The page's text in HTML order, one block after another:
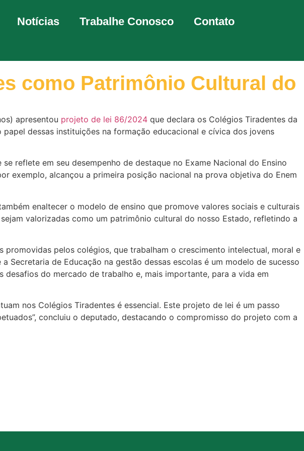
Notícias Trabalhe Conosco Contato
como Patrimônio Cultural do
apresentou projeto de lei 86/2024 que declara os Colégios Tiradentes da
dessas instituições na formação educacional e cívica dos jovens
reflete em seu desempenho de destaque no Exame Nacional do Ensino
exemplo, alcançou a primeira posição nacional na prova objetiva do Enem
enaltecer o modelo de ensino que promove valores sociais e culturais
valorizadas como um patrimônio cultural do nosso Estado, refletindo a
pelos colégios, que trabalham o crescimento intelectual, moral e
de Educação na gestão dessas escolas é um modelo de sucesso
do mercado de trabalho e, mais importante, para a vida em
nos Colégios Tiradentes é essencial. Este projeto de lei é um passo
concluiu o deputado, destacando o compromisso do projeto com a